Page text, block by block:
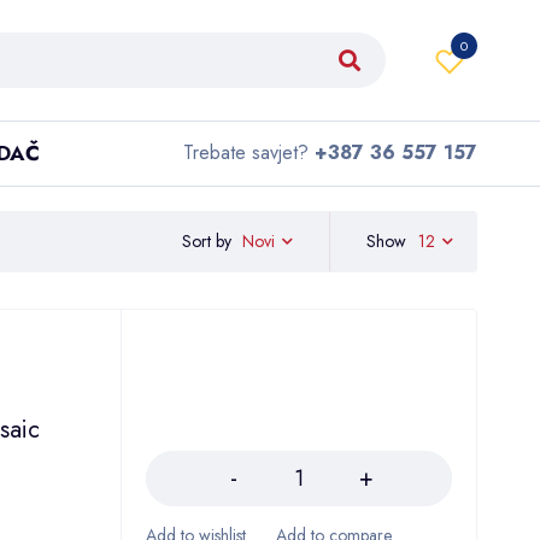
0
Trebate savjet? +387 36 557 157
Sort by Novi Show 12